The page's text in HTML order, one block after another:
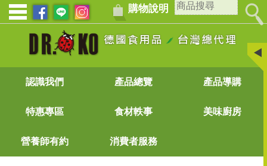
購物說明
認識我們 產品總覽 產品導購
特惠專區 食材軼事 美味廚房
營養師有約 消費者服務